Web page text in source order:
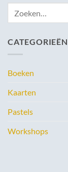
CATEGORIEËN
Boeken
Kaarten
Pastels
Workshops